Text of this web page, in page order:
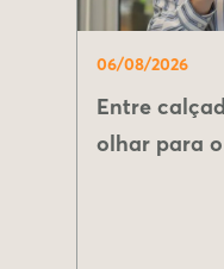
06/08/2026
Entre
olhar para